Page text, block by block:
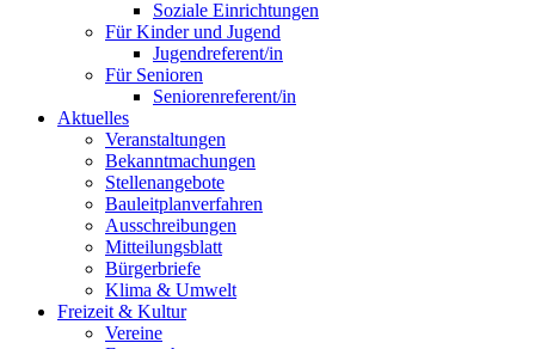
Soziale Einrichtungen
Für Kinder und Jugend
Jugendreferent/in
Für Senioren
Seniorenreferent/in
Aktuelles
Veranstaltungen
Bekanntmachungen
Stellenangebote
Bauleitplanverfahren
Ausschreibungen
Mitteilungsblatt
Bürgerbriefe
Klima & Umwelt
Freizeit & Kultur
Vereine